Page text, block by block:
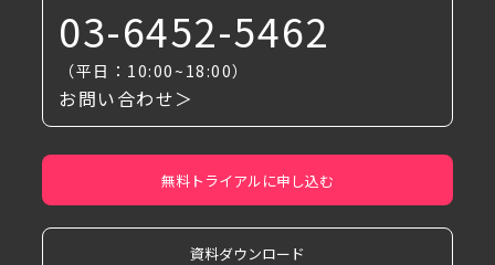
03-6452-5462
（平日：10:00~18:00）
お問い合わせ＞
無料トライアルに申し込む
資料ダウンロード